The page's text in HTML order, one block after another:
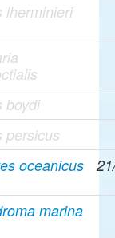
lherminieri
boydi
persicus
oceanicus
marina